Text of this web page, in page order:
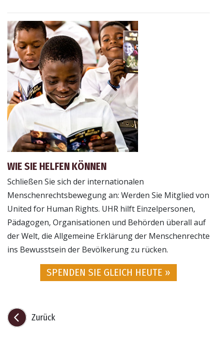
WIE SIE HELFEN KÖNNEN
Schließen Sie sich der internationalen
Menschenrechtsbewegung an: Werden Sie Mitglied von
United for Human Rights. UHR hilft Einzelpersonen,
Pädagogen, Organisationen und Behörden überall auf
der Welt, die Allgemeine Erklärung der Menschenrechte
ins Bewusstsein der Bevölkerung zu rücken.
SPENDEN SIE GLEICH HEUTE »
Zurück